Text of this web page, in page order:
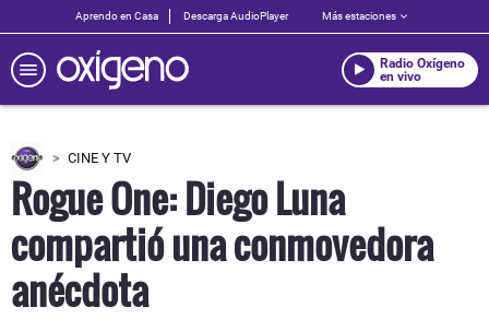
Aprendo en Casa Descarga AudioPlayer Más estaciones
Radio Oxígeno
en vivo
CINE Y TV
Rogue One: Diego Luna
compartió una conmovedora
anécdota